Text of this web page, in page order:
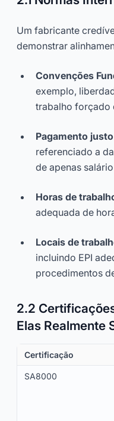
Um fabricante
demonstrar
Convenções
exemplo,
trabalho forçado
Pagamento
referenciado a
de apenas
Horas de
adequada de
Locais de
incluindo EPI
procedimentos
2.2
Elas Realmente
Certificação
SA8000